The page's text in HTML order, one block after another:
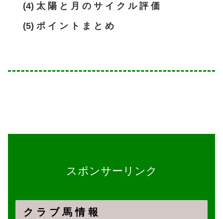
(4) 太 陽 と 月 の サ イ ク ル 評 価
(5) ポ イ ン ト ま と め
スポンサーリンク
ク ラ ブ 馬 情 報